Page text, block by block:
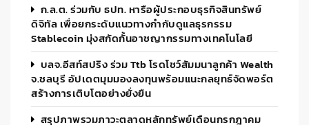
ก.ล.ต. ร่วมกับ ธปท. หารือผู้ประกอบธุรกิจสินทรัพย์
ดิจิทัล เพื่อยกระดับแนวทางกำกับดูแลธุรกรรม
Stablecoin มุ่งสกัดกั้นอาชญากรรมทางเทคโนโลยี
บลจ.อีสท์สปริง ร่วม Ttb โรดโชว์สัมมนาลูกค้า Wealth
จ.ชลบุรี อัปเดตมุมมองลงทุนพร้อมแนะกลยุทธ์จัดพอร์ต
สร้างการเติบโตอย่างยั่งยืน
สรุปภาพรวมภาวะตลาดหลักทรัพย์เดือนกรกฎาคม